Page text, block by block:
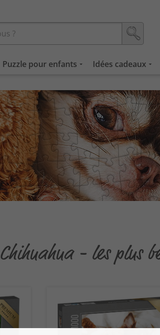
Puzzle pour enfants Idées cadeaux
Chihuahua - les plus